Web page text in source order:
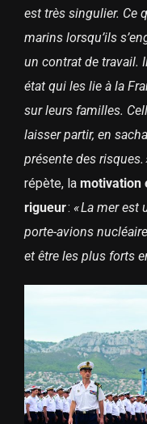
est très singulier. Ce
marins lorsqu’ils
un contrat de travail.
état qui les lie à la
sur leurs familles.
laisser partir, en
présente des risques.
répète, la motivation
rigueur: « La mer est
porte-avions
et être les plus forts